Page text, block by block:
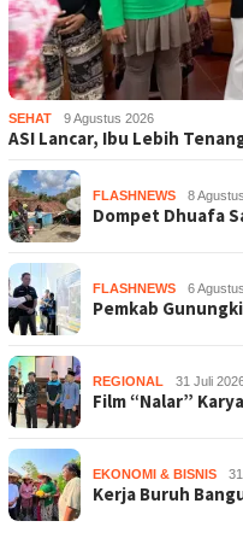
SEHAT 9 Agustus 2026
ASI Lancar, Ibu Lebih
FLASHNEWS 8
Dompet Dhuafa
FLASHNEWS 6
Pemkab
REGIONAL 31 Juli
Film “Nalar”
EKONOMI & BISNIS
Kerja Buruh